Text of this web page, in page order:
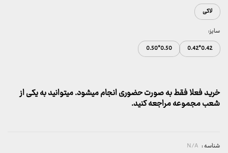
لاکی
سایز:
0.42*0.42
0.50*0.50
خرید فعلا فقط به صورت حضوری انجام میشود. میتوانید به یکی از
شعب مجموعه مراجعه کنید.
شناسه : N/A